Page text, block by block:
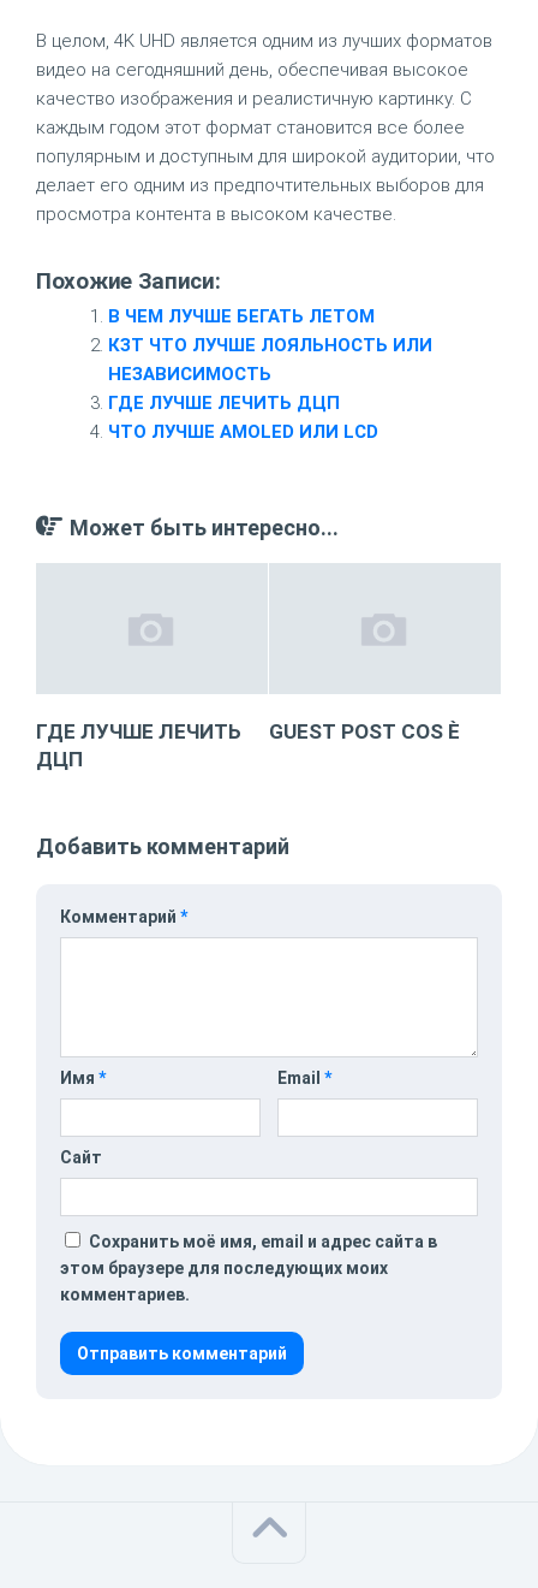
В целом, 4K UHD является одним из лучших форматов
видео на сегодняшний день, обеспечивая высокое
качество изображения и реалистичную картинку. С
каждым годом этот формат становится все более
популярным и доступным для широкой аудитории, что
делает его одним из предпочтительных выборов для
просмотра контента в высоком качестве.
Похожие Записи:
В ЧЕМ ЛУЧШЕ БЕГАТЬ ЛЕТОМ
КЗТ ЧТО ЛУЧШЕ ЛОЯЛЬНОСТЬ ИЛИ
НЕЗАВИСИМОСТЬ
ГДЕ ЛУЧШЕ ЛЕЧИТЬ ДЦП
ЧТО ЛУЧШЕ AMOLED ИЛИ LCD
Может быть интересно...
ГДЕ ЛУЧШЕ ЛЕЧИТЬ
ДЦП
GUEST POST COS È
Добавить комментарий
Комментарий *
Имя * Email *
Сайт
Сохранить моё имя, email и адрес сайта в
этом браузере для последующих моих
комментариев.